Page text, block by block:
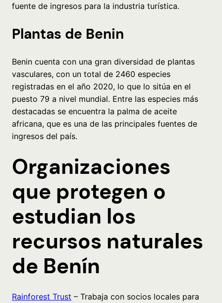
fuente de ingresos para la industria turística.
Plantas de Benin
Benin cuenta con una gran diversidad de plantas
vasculares, con un total de 2460 especies
registradas en el año 2020, lo que lo sitúa en el
puesto 79 a nivel mundial. Entre las especies más
destacadas se encuentra la palma de aceite
africana, que es una de las principales fuentes de
ingresos del país.
Organizaciones
que protegen o
estudian los
recursos naturales
de Benín
Rainforest Trust – Trabaja con socios locales para